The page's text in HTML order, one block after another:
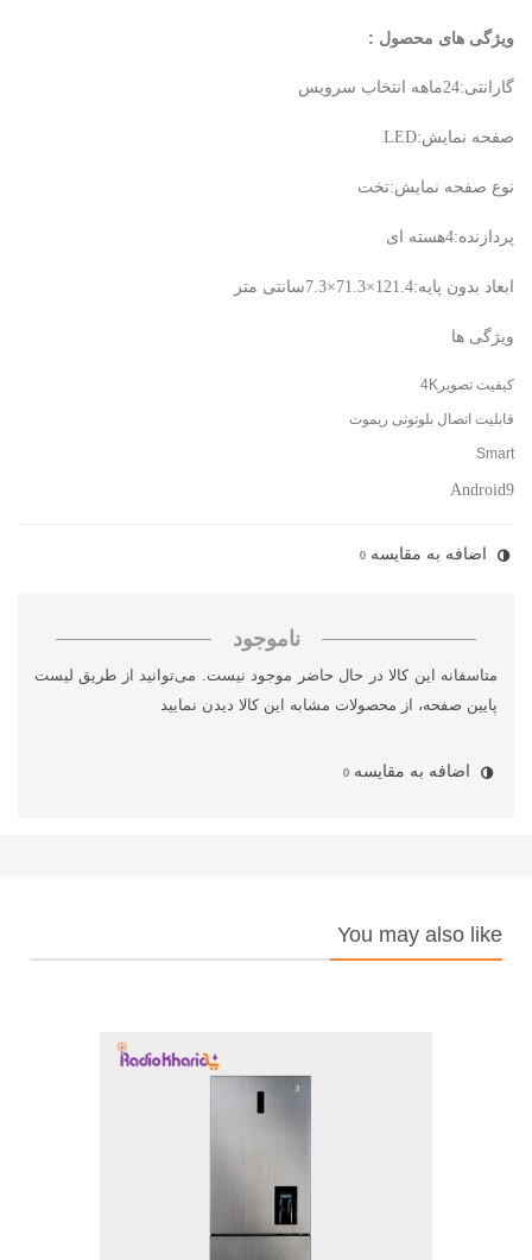
ویژگی های محصول :
گارانتی:24ماهه انتخاب سرویس
صفحه نمایش:LED
نوع صفحه نمایش:تخت
پردازنده:4هسته ای
ابعاد بدون پایه:121.4×71.3×7.3سانتی متر
ویژگی ها
کیفیت تصویر4K
قابلیت اتصال بلوتوثی ریموت
Smart
Android9
اضافه به مقایسه 0
ناموجود
متاسفانه این کالا در حال حاضر موجود نیست. می‌توانید از طریق لیست
پایین صفحه، از محصولات مشابه این کالا دیدن نمایید
اضافه به مقایسه 0
You may also like